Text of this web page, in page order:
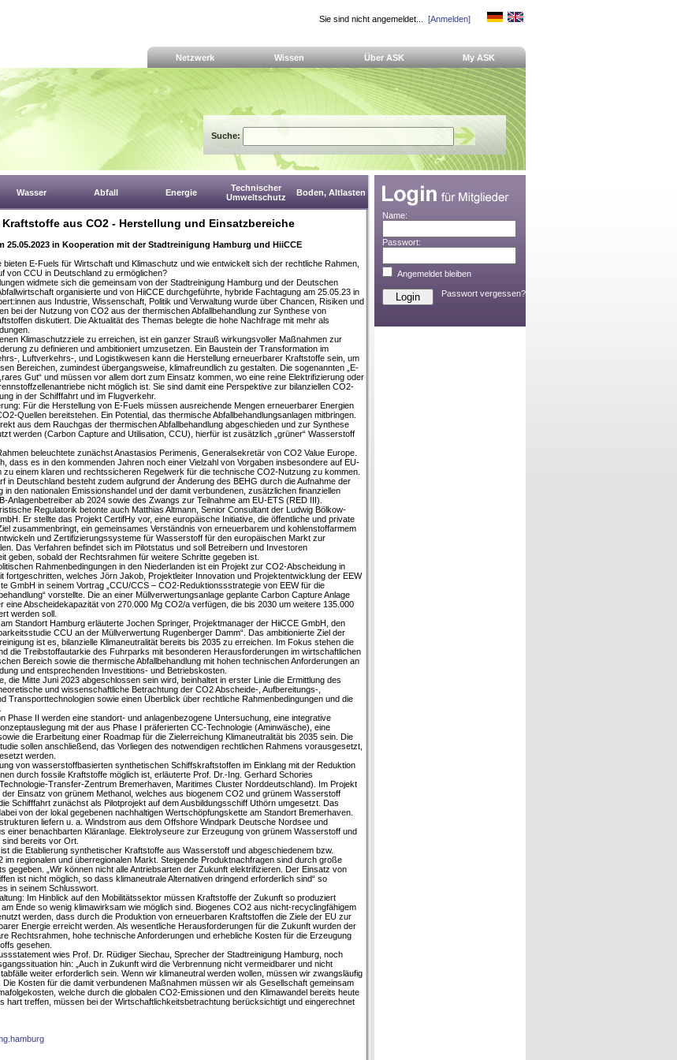
Sie sind nicht angemeldet... [Anmelden]
Netzwerk Wissen Über ASK My ASK
Suche:
Wasser Abfall Energie
Technischer
Umweltschutz
Boden, Altlasten
Kraftstoffe aus CO2 - Herstellung und Einsatzbereiche
25.05.2023 in Kooperation mit der Stadtreinigung Hamburg und HiiCCE
bieten E-Fuels für Wirtschaft und Klimaschutz und wie entwickelt sich der rechtliche Rahmen,
von CCU in Deutschland zu ermöglichen?
widmete sich die gemeinsam von der Stadtreinigung Hamburg und der Deutschen
organisierte und von HiiCCE durchgeführte, hybride Fachtagung am 25.05.23 in
aus Industrie, Wissenschaft, Politik und Verwaltung wurde über Chancen, Risiken und
bei der Nutzung von CO2 aus der thermischen Abfallbehandlung zur Synthese von
diskutiert. Die Aktualität des Themas belegte die hohe Nachfrage mit mehr als
Klimaschutzziele zu erreichen, ist ein ganzer Strauß wirkungsvoller Maßnahmen zur
zu definieren und ambitioniert umzusetzen. Ein Baustein der Transformation im
, Luftverkehrs-, und Logistikwesen kann die Herstellung erneuerbarer Kraftstoffe sein, um
Bereichen, zumindest übergangsweise, klimafreundlich zu gestalten. Die sogenannten „E-
Gut“ und müssen vor allem dort zum Einsatz kommen, wo eine reine Elektrifizierung oder
nicht möglich ist. Sie sind damit eine Perspektive zur bilanziellen CO2-
in der Schifffahrt und im Flugverkehr.
Für die Herstellung von E-Fuels müssen ausreichende Mengen erneuerbarer Energien
Quellen bereitstehen. Ein Potential, das thermische Abfallbehandlungsanlagen mitbringen.
aus dem Rauchgas der thermischen Abfallbehandlung abgeschieden und zur Synthese
werden (Carbon Capture and Utilisation, CCU), hierfür ist zusätzlich „grüner“ Wasserstoff
beleuchtete zunächst Anastasios Perimenis, Generalsekretär von CO2 Value Europe.
dass es in den kommenden Jahren noch einer Vielzahl von Vorgaben insbesondere auf EU-
zu einem klaren und rechtssicheren Regelwerk für die technische CO2-Nutzung zu kommen.
in Deutschland besteht zudem aufgrund der Änderung des BEHG durch die Aufnahme der
in den nationalen Emissionshandel und der damit verbundenen, zusätzlichen finanziellen
Anlagenbetreiber ab 2024 sowie des Zwangs zur Teilnahme am EU-ETS (RED III).
Regulatorik betonte auch Matthias Altmann, Senior Consultant der Ludwig Bölkow-
Er stellte das Projekt CertifHy vor, eine europäische Initiative, die öffentliche und private
zusammenbringt, ein gemeinsames Verständnis von erneuerbarem und kohlenstoffarmem
und Zertifizierungssysteme für Wasserstoff für den europäischen Markt zur
Das Verfahren befindet sich im Pilotstatus und soll Betreibern und Investoren
geben, sobald der Rechtsrahmen für weitere Schritte gegeben ist.
Rahmenbedingungen in den Niederlanden ist ein Projekt zur CO2-Abscheidung in
fortgeschritten, welches Jörn Jakob, Projektleiter Innovation und Projektentwicklung der EEW
GmbH in seinem Vortrag „CCU/CCS – CO2-Reduktionssstrategie von EEW für die
vorstellte. Die an einer Müllverwertungsanlage geplante Carbon Capture Anlage
eine Abscheidekapazität von 270.000 Mg CO2/a verfügen, die bis 2030 um weitere 135.000
werden soll.
Standort Hamburg erläuterte Jochen Springer, Projektmanager der HiiCCE GmbH, den
CCU an der Müllverwertung Rugenberger Damm“. Das ambitionierte Ziel der
ist es, bilanzielle Klimaneutralität bereits bis 2035 zu erreichen. Im Fokus stehen die
die Treibstoffautarkie des Fuhrparks mit besonderen Herausforderungen im wirtschaftlichen
Bereich sowie die thermische Abfallbehandlung mit hohen technischen Anforderungen an
und entsprechenden Investitions- und Betriebskosten.
die Mitte Juni 2023 abgeschlossen sein wird, beinhaltet in erster Linie die Ermittlung des
und wissenschaftliche Betrachtung der CO2 Abscheide-, Aufbereitungs-,
Transporttechnologien sowie einen Überblick über rechtliche Rahmenbedingungen und die
Phase II werden eine standort- und anlagenbezogene Untersuchung, eine integrative
mit der aus Phase I präferierten CC-Technologie (Aminwäsche), eine
die Erarbeitung einer Roadmap für die Zielerreichung Klimaneutralität bis 2035 sein. Die
sollen anschließend, das Vorliegen des notwendigen rechtlichen Rahmens vorausgesetzt,
werden.
von wasserstoffbasierten synthetischen Schiffskraftstoffen im Einklang mit der Reduktion
durch fossile Kraftstoffe möglich ist, erläuterte Prof. Dr.-Ing. Gerhard Schories
Transfer-Zentrum Bremerhaven, Maritimes Cluster Norddeutschland). Im Projekt
Einsatz von grünem Methanol, welches aus biogenem CO2 und grünem Wasserstoff
Schifffahrt zunächst als Pilotprojekt auf dem Ausbildungsschiff Uthörn umgesetzt. Das
von der lokal gegebenen nachhaltigen Wertschöpfungskette am Standort Bremerhaven.
liefern u. a. Windstrom aus dem Offshore Windpark Deutsche Nordsee und
einer benachbarten Kläranlage. Elektrolyseure zur Erzeugung von grünem Wasserstoff und
bereits vor Ort.
die Etablierung synthetischer Kraftstoffe aus Wasserstoff und abgeschiedenem bzw.
im regionalen und überregionalen Markt. Steigende Produktnachfragen sind durch große
gegeben. „Wir können nicht alle Antriebsarten der Zukunft elektrifizieren. Der Einsatz von
ist nicht möglich, so dass klimaneutrale Alternativen dringend erforderlich sind“ so
in seinem Schlusswort.
Im Hinblick auf den Mobilitätssektor müssen Kraftstoffe der Zukunft so produziert
Ende so wenig klimawirksam wie möglich sind. Biogenes CO2 aus nicht-recyclingfähigem
werden, dass durch die Produktion von erneuerbaren Kraftstoffen die Ziele der EU zur
Energie erreicht werden. Als wesentliche Herausforderungen für die Zukunft wurden der
Rechtsrahmen, hohe technische Anforderungen und erhebliche Kosten für die Erzeugung
gesehen.
wies Prof. Dr. Rüdiger Siechau, Sprecher der Stadtreinigung Hamburg, noch
hin: „Auch in Zukunft wird die Verbrennung nicht vermeidbarer und nicht
weiter erforderlich sein. Wenn wir klimaneutral werden wollen, müssen wir zwangsläufig
Kosten für die damit verbundenen Maßnahmen müssen wir als Gesellschaft gemeinsam
welche durch die globalen CO2-Emissionen und den Klimawandel bereits heute
hart treffen, müssen bei der Wirtschaftlichkeitsbetrachtung berücksichtigt und eingerechnet
Name:
Passwort:
Angemeldet bleiben
Passwort vergessen?